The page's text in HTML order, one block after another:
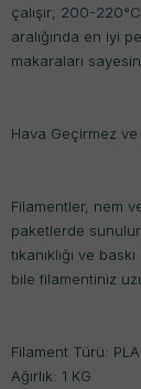
çalışır; 200-
aralığında en iyi
makaraları
Hava Geçirmez
Filamentler, nem
paketlerde
tıkanıklığı ve
bile filamentiniz
Filament Türü:
Ağırlık: 1 KG